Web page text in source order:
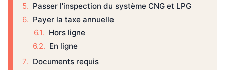
Passer l'inspection du système CNG et LPG
Payer la taxe annuelle
Hors ligne
En ligne
Documents requis